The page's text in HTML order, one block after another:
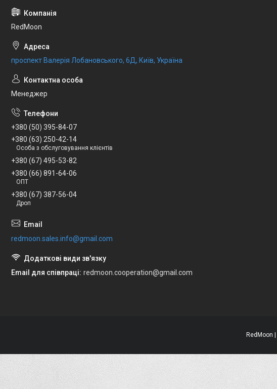
RedMoon
проспект Валерія Лобановського, 6Д, Київ, Україна
Менеджер
+380 (50) 395-84-07
+380 (63) 250-42-14
Особа з обслуговування клієнтів
+380 (67) 495-53-82
+380 (66) 891-64-06
ОПТ
+380 (67) 387-56-04
Дроп
redmoon.sales.info@gmail.com
Email для співпраці redmoon.cooperation@gmail.com
RedMoon |